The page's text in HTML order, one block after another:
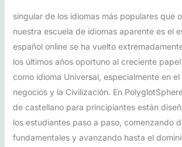
singular de los idiomas más populares que
nuestra escuela de idiomas aparente es el
español online se ha vuelto
los últimos años oportuno al creciente
como idioma Universal, especialmente en
negocios y la Civilización. En
de castellano para principiantes están
los estudiantes paso a paso, comenzando
fundamentales y avanzando hasta el